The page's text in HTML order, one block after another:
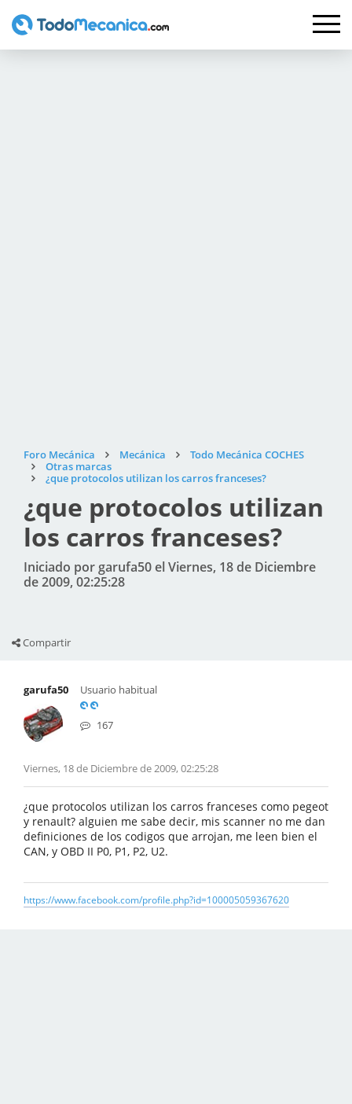
Foro Mecánica Mecánica
Todo Mecánica COCHES
Otras marcas
¿que protocolos utilizan los carros franceses?
¿que protocolos utilizan
los carros franceses?
Iniciado por garufa50 el Viernes, 18 de Diciembre
de 2009, 02:25:28
Compartir
garufa50 Usuario habitual
167
Viernes, 18 de Diciembre de 2009, 02:25:28
¿que protocolos utilizan los carros franceses como pegeot
y renault? alguien me sabe decir, mis scanner no me dan
definiciones de los codigos que arrojan, me leen bien el
CAN, y OBD II P0, P1, P2, U2.
https://www.facebook.com/profile.php?id=100005059367620